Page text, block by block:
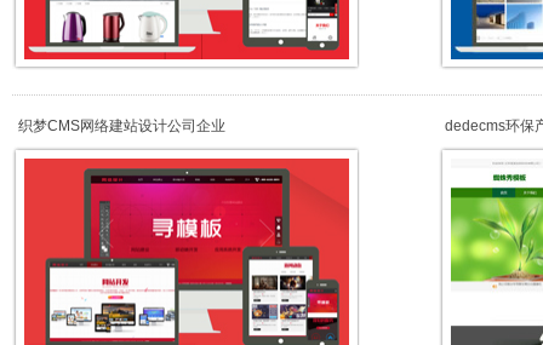
织梦CMS网络建站设计公司企业 dedecms环保